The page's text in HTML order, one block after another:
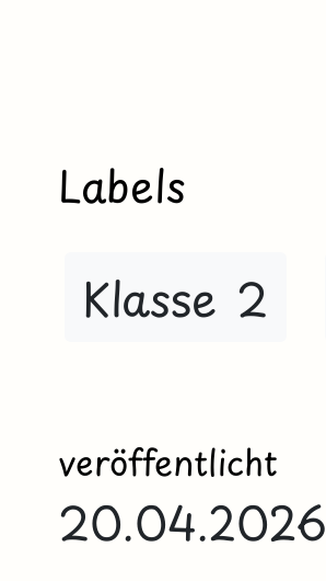
Labels
Klasse 2
veröffentlicht
20.04.2026